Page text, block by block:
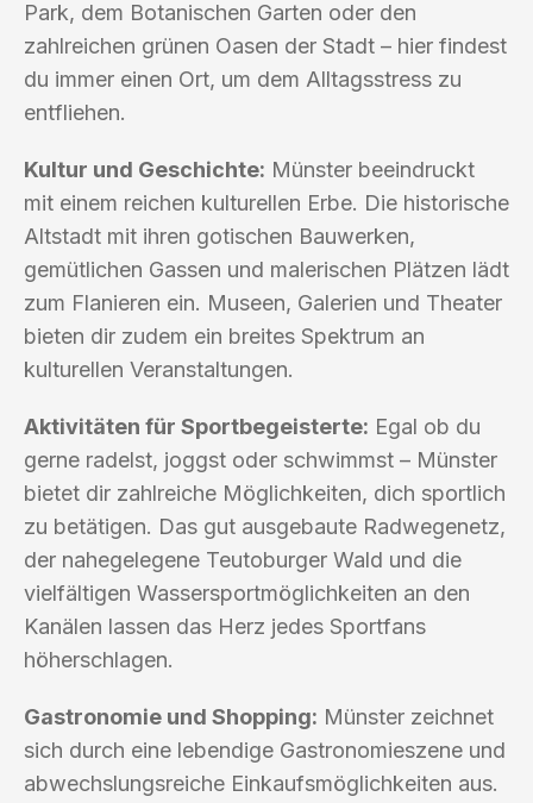
Park, dem Botanischen Garten oder den
zahlreichen grünen Oasen der Stadt – hier findest
du immer einen Ort, um dem Alltagsstress zu
entfliehen.
Kultur und Geschichte: Münster beeindruckt
mit einem reichen kulturellen Erbe. Die historische
Altstadt mit ihren gotischen Bauwerken,
gemütlichen Gassen und malerischen Plätzen lädt
zum Flanieren ein. Museen, Galerien und Theater
bieten dir zudem ein breites Spektrum an
kulturellen Veranstaltungen.
Aktivitäten für Sportbegeisterte: Egal ob du
gerne radelst, joggst oder schwimmst – Münster
bietet dir zahlreiche Möglichkeiten, dich sportlich
zu betätigen. Das gut ausgebaute Radwegenetz,
der nahegelegene Teutoburger Wald und die
vielfältigen Wassersportmöglichkeiten an den
Kanälen lassen das Herz jedes Sportfans
höherschlagen.
Gastronomie und Shopping: Münster zeichnet
sich durch eine lebendige Gastronomieszene und
abwechslungsreiche Einkaufsmöglichkeiten aus.